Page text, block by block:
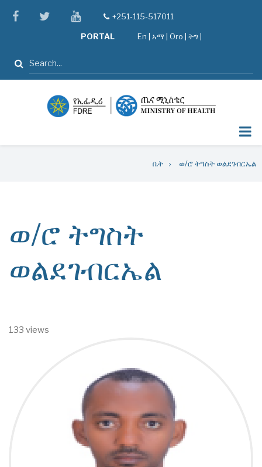
facebooktwitteryoutube
tel+251-115-517011
PORTAL En አማ Oro ትግ |
ፈልግ
ቤት ወ/ሮ ትግስት ወልደገብርኤል
ወ/ሮ ትግስት
ወልደገብርኤል
133 views